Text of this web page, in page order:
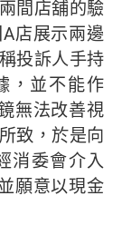
間店舖的驗
店展示兩邊
投訴人手持
，並不能作
無法改善視
致，於是向
消委會介入
願意以現金